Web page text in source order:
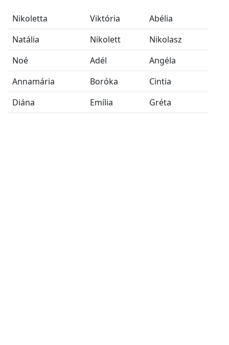
Nikoletta Viktória
Abélia
Natália
Nikolett
Nikolasz
Noé
Adél
Angéla
Annamária
Boróka
Cintia
Diána
Emília Gréta